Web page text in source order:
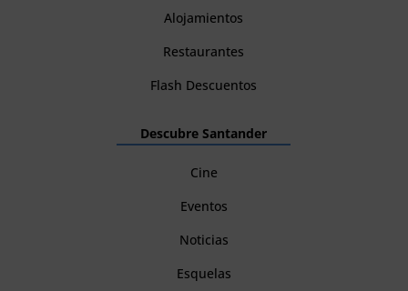
Alojamientos
Restaurantes
Flash Descuentos
Descubre Santander
Cine
Eventos
Noticias
Esquelas